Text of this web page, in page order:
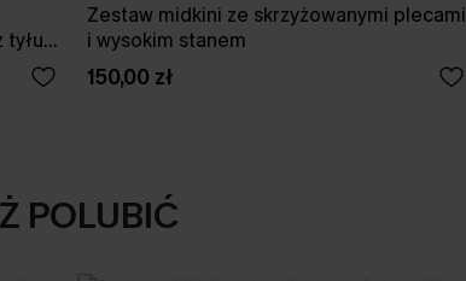
Zestaw midkini ze skrzyżowanymi plecami
i wysokim stanem
150,00 zł
POLUBIĆ